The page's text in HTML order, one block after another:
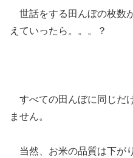
世話をする田んぼの枚数
えていったら。。。？
すべての田んぼに同じだ
ません。
当然、お米の品質は下が